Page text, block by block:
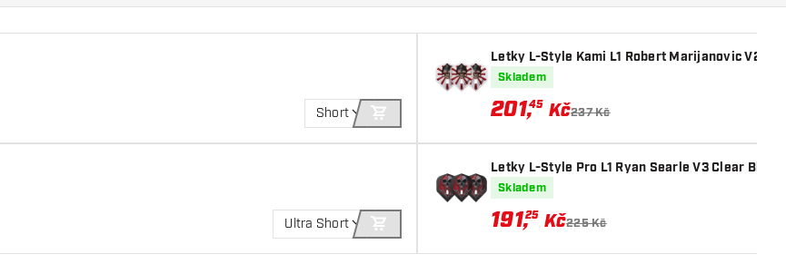
Short
PŘIDAT DO KOŠÍKU
Ultra Short
PŘIDAT DO KOŠÍKU
Letky L-Style Kami L1 Robert Marijanovic V2
Skladem
201,45 Kč237 Kč
Letky L-Style Pro L1 Ryan Searle V3 Clear Black
Skladem
191,25 Kč225 Kč